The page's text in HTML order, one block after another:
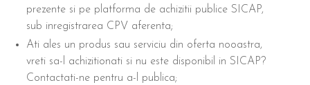
prezente si pe platforma de achizitii publice SICAP,
sub inregistrarea CPV aferenta;
Ati ales un produs sau serviciu din oferta nooastra,
vreti sa-l achizitionati si nu este disponibil in SICAP?
Contactati-ne pentru a-l publica;